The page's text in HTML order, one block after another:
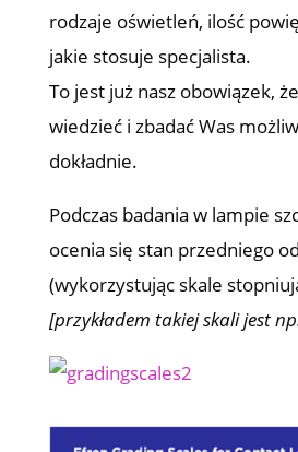
rodzaje oświetleń, ilość
jakie stosuje specjalista.
To jest już nasz obowiązek,
wiedzieć i zbadać Was
dokładnie.
Podczas badania w lampie
ocenia się stan przedniego
(wykorzystując skale
[przykładem takiej skali jest